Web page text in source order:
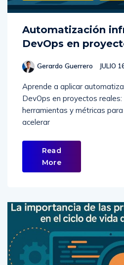
Automatización
DevOps en
Gerardo Guerrero JULIO
Aprende a aplicar
DevOps en proyectos reales:
herramientas y métricas
acelerar
Read
More